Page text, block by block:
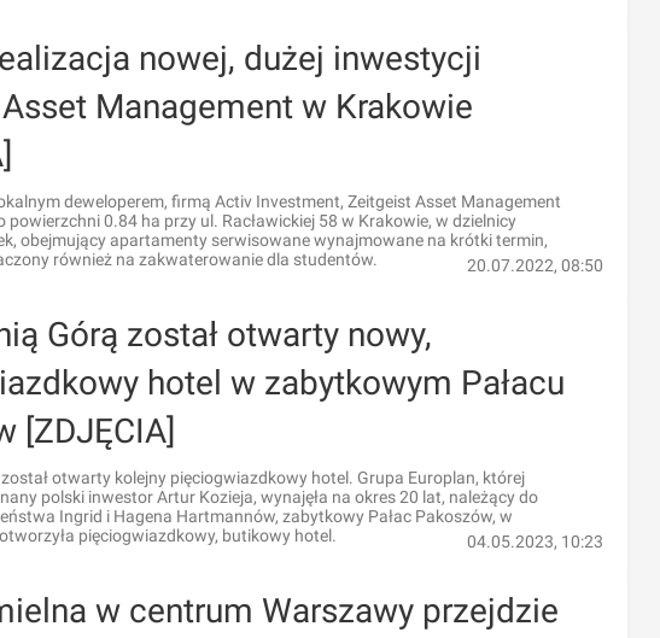
nowej, dużej inwestycji
Management w Krakowie
deweloperem, firmą Activ Investment, Zeitgeist Asset Management
powierzchni 0.84 ha przy ul. Racławickiej 58 w Krakowie, w dzielnicy
obejmujący apartamenty serwisowane wynajmowane na krótki termin,
również na zakwaterowanie dla studentów.
20.07.2022, 08:50
Górą został otwarty nowy,
hotel w zabytkowym Pałacu
[ZDJĘCIA]
otwarty kolejny pięciogwiazdkowy hotel. Grupa Europlan, której
polski inwestor Artur Kozieja, wynajęła na okres 20 lat, należący do
Ingrid i Hagena Hartmannów, zabytkowy Pałac Pakoszów, w
pięciogwiazdkowy, butikowy hotel.
04.05.2023, 10:23
w centrum Warszawy przejdzie